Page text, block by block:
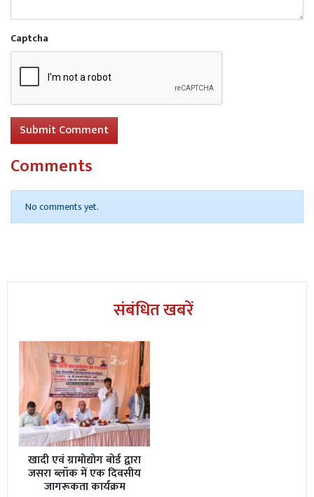
Captcha
Submit Comment
Comments
No comments yet.
संबंधित खबरें
खादी एवं ग्रामोद्योग बोर्ड द्वारा
जसरा ब्लॉक में एक दिवसीय
जागरूकता कार्यक्रम